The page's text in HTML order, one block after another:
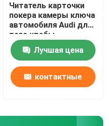
Читатель карточки
покера камеры ключа
автомобиля Audi для
того чтобы
просмотреть
стороны кода
штриховой
маркировки
обжуливая играя
Лучшая цена
контактные